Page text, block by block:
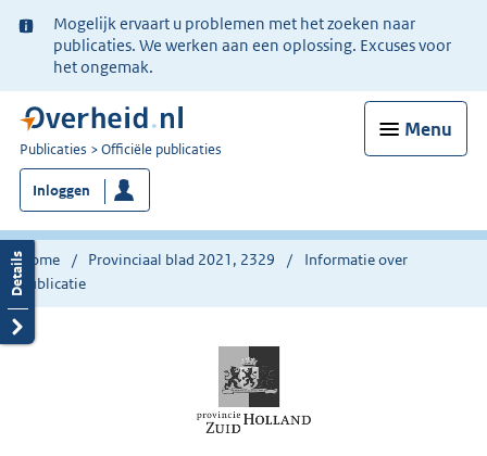
Ter
informatie:
Mogelijk ervaart u problemen met het zoeken naar
publicaties. We werken aan een oplossing. Excuses voor
het ongemak.
Menu
U
bent
nu
hier:
Publicaties Officiële publicaties
Inloggen
Home Provinciaal blad 2021, 2329
Informatie over
publicatie